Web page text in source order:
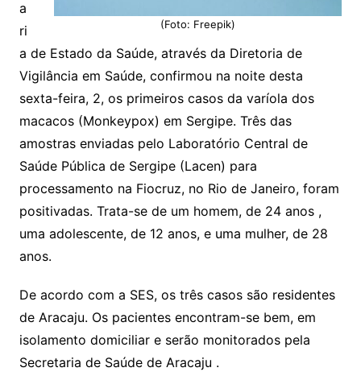
(Foto: Freepik)
a
ri
a de Estado da Saúde, através da Diretoria de
Vigilância em Saúde, confirmou na noite desta
sexta-feira, 2, os primeiros casos da varíola dos
macacos (Monkeypox) em Sergipe. Três das
amostras enviadas pelo Laboratório Central de
Saúde Pública de Sergipe (Lacen) para
processamento na Fiocruz, no Rio de Janeiro, foram
positivadas. Trata-se de um homem, de 24 anos ,
uma adolescente, de 12 anos, e uma mulher, de 28
anos.
De acordo com a SES, os três casos são residentes
de Aracaju. Os pacientes encontram-se bem, em
isolamento domiciliar e serão monitorados pela
Secretaria de Saúde de Aracaju .